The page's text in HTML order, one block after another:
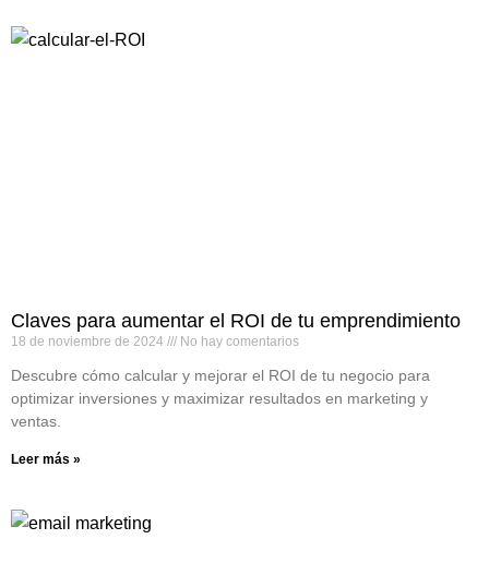
Claves para aumentar el ROI de tu emprendimiento
18 de noviembre de 2024 No hay comentarios
Descubre cómo calcular y mejorar el ROI de tu negocio para
optimizar inversiones y maximizar resultados en marketing y
ventas.
Leer más »